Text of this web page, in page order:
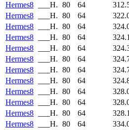
Hermes8
___H. 80 64
Hermes8
___H. 80 64
Hermes8
___H. 80 64
Hermes8
___H. 80 64
Hermes8
___H. 80 64
Hermes8
___H. 80 64
Hermes8
___H. 80 64
Hermes8
___H. 80 64
Hermes8
___H. 80 64
Hermes8
___H. 80 64
Hermes8
___H. 80 64
Hermes8
___H. 80 64